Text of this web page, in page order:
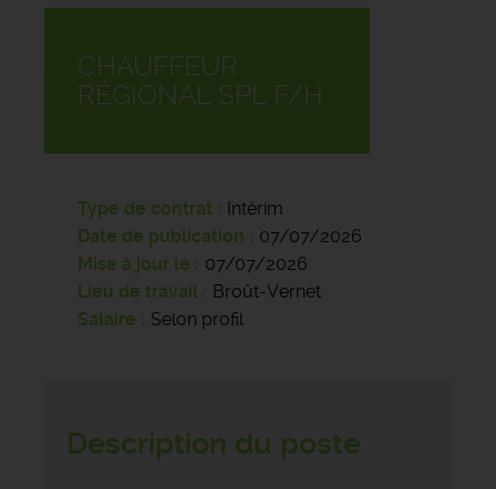
CHAUFFEUR
RÉGIONAL SPL F/H
Type de contrat
Intérim
Date de publication
07/07/2026
Mise à jour le
07/07/2026
Lieu de travail
Broût-Vernet
Salaire
Selon profil
Description du poste